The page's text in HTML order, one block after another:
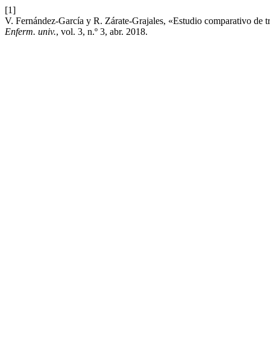
[1]
V. Fernández-García y R. Zárate-Grajales, «Estudio comparativo de
Enferm. univ., vol. 3, n.º 3, abr. 2018.